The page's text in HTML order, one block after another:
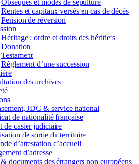
Obsèques et modes de sépulture
Rentes et capitaux versés en cas de décès
Pension de réversion
Héritage : ordre et droits des héritiers
Donation
Testament
Règlement d’une succession
des archives
JDC & service national
de nationalité française
de casier judiciaire
de sortie du territoire
d’attestation d’accueil
d’adresse
documents des étrangers non européens